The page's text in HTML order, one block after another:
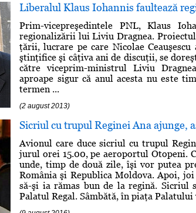
Liberalul Klaus Iohannis faultează
Prim-vicepreşedintele PNL, Klaus
regionalizării lui Liviu Dragnea.
ţării, lucrare pe care Nicolae
ştinţifice şi câţiva ani de discuţii, se
către viceprim-ministrul Liviu
aproape sigur că anul acesta nu este
termen ...
(2 august 2013)
Sicriul cu trupul Reginei Ana ajunge,
Avionul care duce sicriul cu trupul
jurul orei 15.00, pe aeroportul Otopeni.
unde, timp de două zile, îşi vor putea
România şi Republica Moldova. Apoi,
să-şi ia rămas bun de la regină. Sicriul
Palatul Regal. Sâmbătă, în piaţa Palatului